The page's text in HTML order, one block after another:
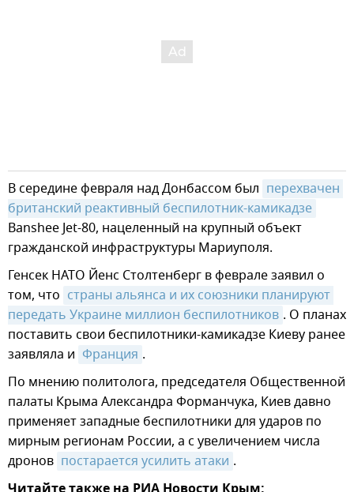
В середине февраля над Донбассом был перехвачен
британский реактивный беспилотник-камикадзе
Banshee Jet-80, нацеленный на крупный объект
гражданской инфраструктуры Мариуполя.
Генсек НАТО Йенс Столтенберг в феврале заявил о
том, что страны альянса и их союзники планируют
передать Украине миллион беспилотников . О планах
поставить свои беспилотники-камикадзе Киеву ранее
заявляла и Франция .
По мнению политолога, председателя Общественной
палаты Крыма Александра Форманчука, Киев давно
применяет западные беспилотники для ударов по
мирным регионам России, а с увеличением числа
дронов постарается усилить атаки .